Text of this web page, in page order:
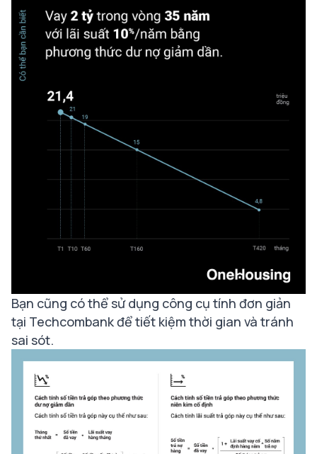
Bạn cũng có thể sử dụng công cụ tính đơn giản
tại Techcombankđể tiết kiệm thời gian và tránh
sai sót.